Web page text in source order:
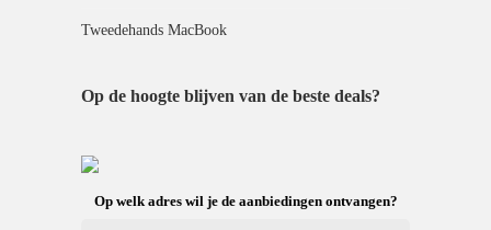
Tweedehands MacBook
Op de hoogte blijven van de beste deals?
Op welk adres wil je de aanbiedingen ontvangen?